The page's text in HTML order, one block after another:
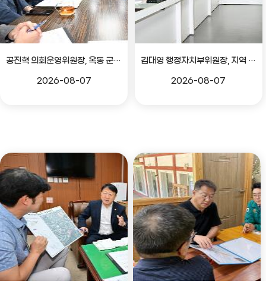
공진혁 의회운영위원장, 옥동 군부대 이전지 양동마을 주민지원사업 점검
2026-08-07
김대영 행정자치부위원장, 지역 현안 의견 청취 간담회
2026-08-07